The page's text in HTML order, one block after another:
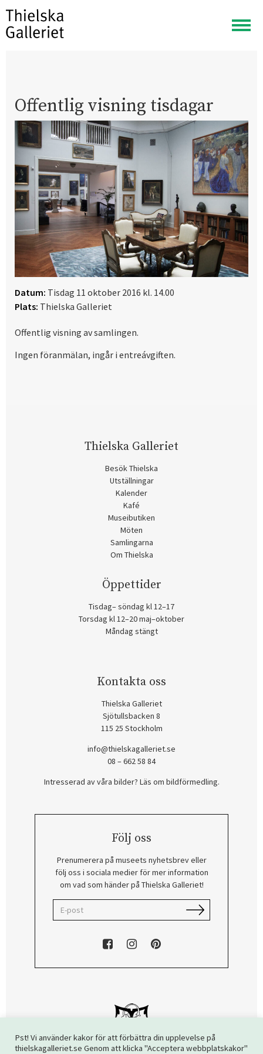
Visa
meny
Offentlig visning tisdagar
Datum: Tisdag 11 oktober 2016 kl. 14.00
Plats: Thielska Galleriet
Offentlig visning av samlingen.
Ingen föranmälan, ingår i entreávgiften.
Thielska Galleriet
Besök Thielska
Utställningar
Kalender
Kafé
Museibutiken
Möten
Samlingarna
Om Thielska
Öppettider
Tisdag– söndag kl 12–17
Torsdag kl 12–20 maj–oktober
Måndag stängt
Kontakta oss
Thielska Galleriet
Sjötullsbacken 8
115 25 Stockholm
info@thielskagalleriet.se
08 – 662 58 84
Intresserad av våra bilder? Läs om bildförmedling.
Följ oss
Prenumerera på museets nyhetsbrev eller
följ oss i sociala medier för mer information
om vad som händer på Thielska Galleriet!
Pst! Vi använder kakor för att förbättra din upplevelse på
thielskagalleriet.se Genom att klicka "Acceptera webbplatskakor"